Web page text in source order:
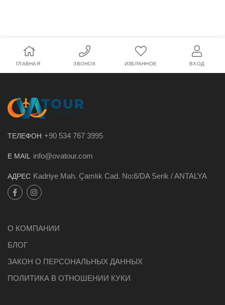
ГЛАВНАЯ ЗВОНОК ИЗБРАННОЕ ВХОД
ТЕЛЕФОН +90 534 767 3995
E MAIL info@ovatour.com
АДРЕС Kadriye Mah. Çamlık Cad. No:6/DA Serik / ANTALYA
О КОМПАНИИ
БЛОГ
ЗАКОН О ПЕРСОНАЛЬНЫХ ДАННЫХ
ПОЛИТИКА В ОТНОШЕНИИ КУКИ